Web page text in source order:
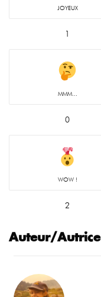
JOYEUX
1
MMM...
0
WOW !
2
Auteur/Autrice